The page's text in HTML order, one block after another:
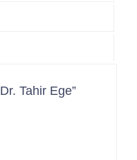
Tahir Ege”